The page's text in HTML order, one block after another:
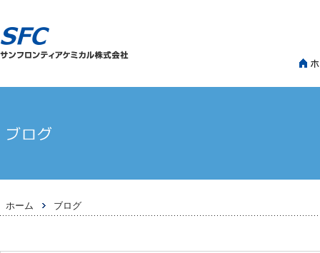
ホーム >
ブログ